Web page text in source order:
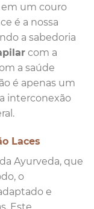
um couro
é a nossa
a sabedoria
com a
a saúde
é apenas um
interconexão
Laces
Ayurveda, que
o
e
Este